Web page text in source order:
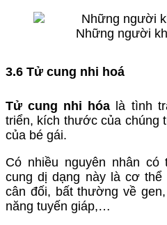
Những người
3.6 Tử cung nhi hoá
Tử cung nhi hóa là tình
triển, kích thước của
của bé gái.
Có nhiều nguyên nhân
cung dị dạng này là cơ
cân đối, bất thường về
năng tuyến giáp,…